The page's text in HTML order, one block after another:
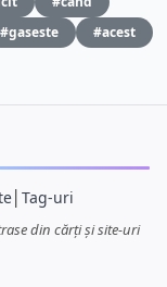
#gaseste
#acest
│ Tag-uri
din cărți și site-uri